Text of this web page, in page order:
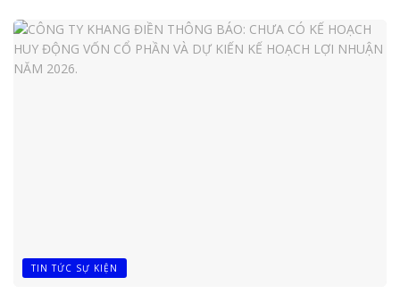
TIN TỨC SỰ KIỆN